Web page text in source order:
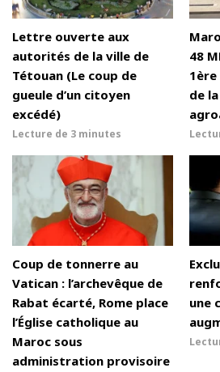
Lettre ouverte aux
autorités de la ville de
Tétouan (Le coup de
gueule d’un citoyen
excédé)
Lecture de 3 minutes
48
1ère
de
Coup de tonnerre au
Vatican : l’archevêque de
Rabat écarté, Rome place
l’Église catholique au
Maroc sous
administration provisoire
une